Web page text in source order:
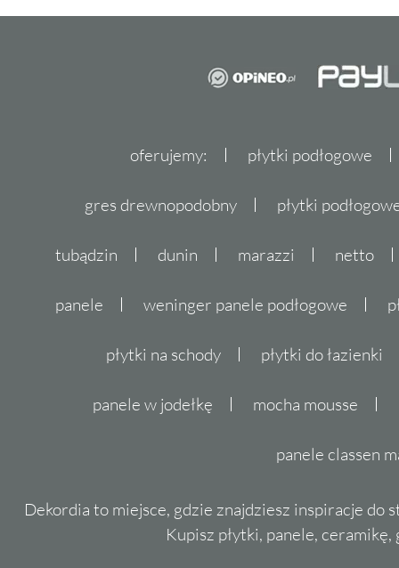
oferujemy: płytki podłogowe
gres drewnopodobny płytki
tubądzin dunin marazzi netto
panele weninger panele podłogowe
płytki na schody płytki do łazienki
panele w jodełkę mocha mousse
panele classen
Dekordia to miejsce, gdzie znajdziesz inspiracje do
Kupisz płytki, panele,